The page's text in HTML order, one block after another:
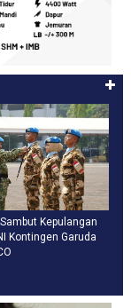
Kepulangan
Kontingen Garuda